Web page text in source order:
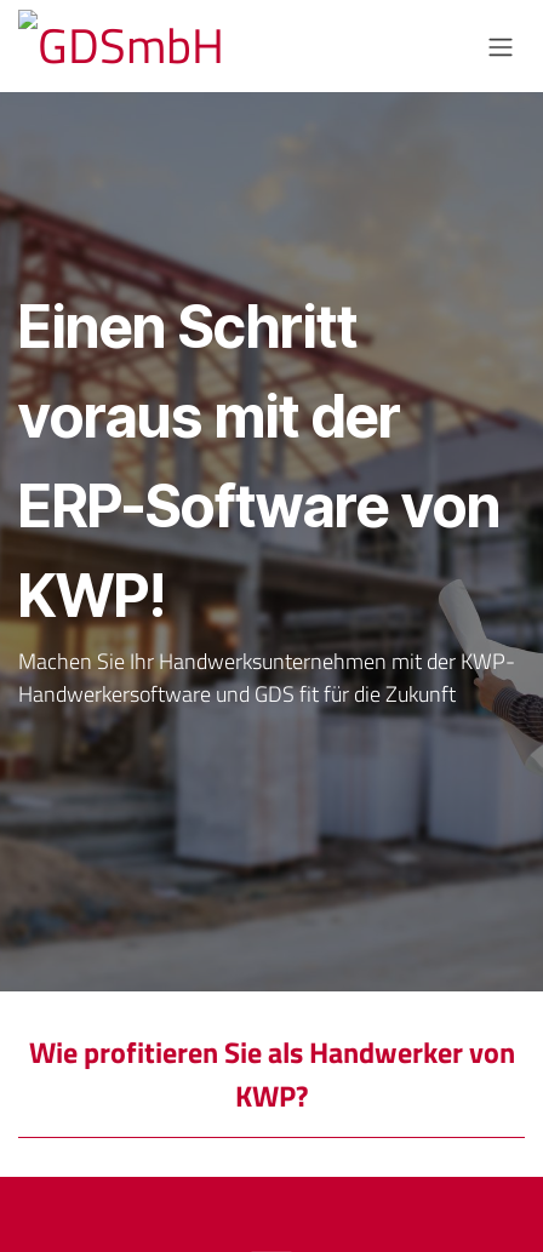
Zum Inhalt springen
Einen Schritt
voraus mit der
ERP-Software von
KWP!
Machen Sie Ihr Handwerksunternehmen mit der KWP-
Handwerkersoftware und GDS fit für die Zukunft
Wie profitieren Sie als Handwerker von
KWP?